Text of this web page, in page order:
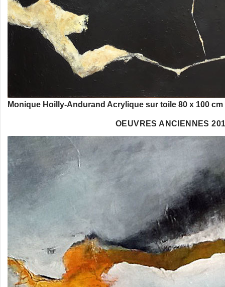
Monique Hoilly-Andurand Acrylique sur toile 80 x 100 cm
OEUVRES ANCIENNES